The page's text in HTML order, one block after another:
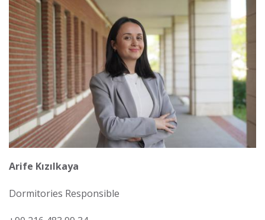
Arife Kızılkaya
Dormitories Responsible